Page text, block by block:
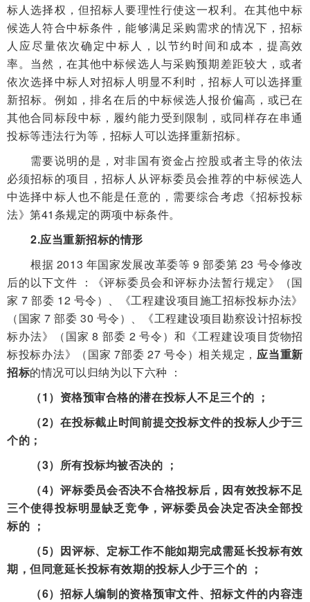
标人选择权，但招标人要理性行使这一权利。在其他中标
候选人符合中标条件，能够满足采购需求的情况下，招标
人应尽量依次确定中标人，以节约时间和成本，提高效
率。当然，在其他中标候选人与采购预期差距较大，或者
依次选择中标人对招标人明显不利时，招标人可以选择重
新招标。例如，排名在后的中标候选人报价偏高，或已在
其他合同标段中标，履约能力受到限制，或同样存在串通
投标等违法行为等，招标人可以选择重新招标。
需要说明的是，对非国有资金占控股或者主导的依法
必须招标的项目，招标人从评标委员会推荐的中标候选人
中选择中标人也不能是任意的，需要综合考虑《招标投标
法》第41条规定的两项中标条件。
2.应当重新招标的情形
根据 2013 年国家发展改革委等 9 部委第 23 号令修改
后的以下文件 ：《评标委员会和评标办法暂行规定》（国
家 7 部委 12 号令）、《工程建设项目施工招标投标办法》
（国家 7 部委 30 号令）、《工程建设项目勘察设计招标投
标办法》（国家 8 部委 2 号令）和《工程建设项目货物招
标投标办法》（国家 7部委 27 号令）相关规定，应当重新
招标的情况可以归纳为以下六种 ：
（1）资格预审合格的潜在投标人不足三个的 ；
（2）在投标截止时间前提交投标文件的投标人少于三
个的；
（3）所有投标均被否决的 ；
（4）评标委员会否决不合格投标后，因有效投标不足
三个使得投标明显缺乏竞争，评标委员会决定否决全部投
标的 ；
（5）因评标、定标工作不能如期完成需延长投标有效
期，但同意延长投标有效期的投标人少于三个的 ；
（6）招标人编制的资格预审文件、招标文件的内容违